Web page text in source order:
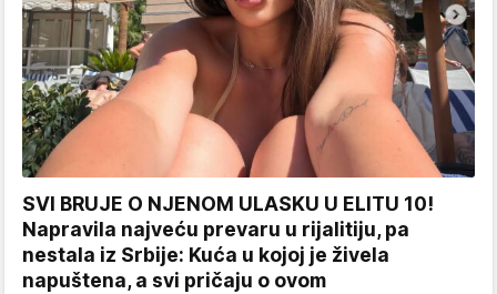
SVI BRUJE O NJENOM ULASKU U ELITU 10!
Napravila najveću prevaru u rijalitiju, pa
nestala iz Srbije: Kuća u kojoj je živela
napuštena, a svi pričaju o ovom